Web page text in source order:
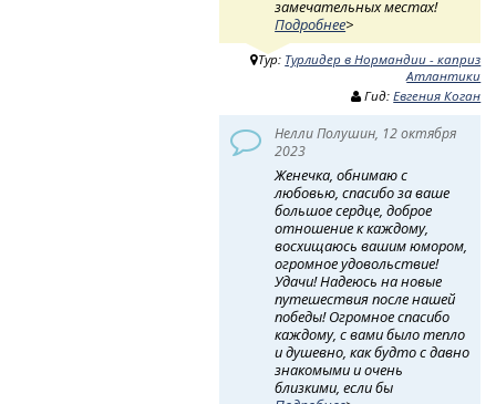
замечательных местах!
Подробнее>
Тур: Турлидер в Нормандии - каприз
Атлантики
Гид:Евгения Коган
Нелли Полушин, 12 октября
2023
Женечка, обнимаю с
любовью, спасибо за ваше
большое сердце, доброе
отношение к каждому,
восхищаюсь вашим юмором,
огромное удовольствие!
Удачи! Надеюсь на новые
путешествия после нашей
победы! Огромное спасибо
каждому, с вами было тепло
и душевно, как будто с давно
знакомыми и очень
близкими, если бы